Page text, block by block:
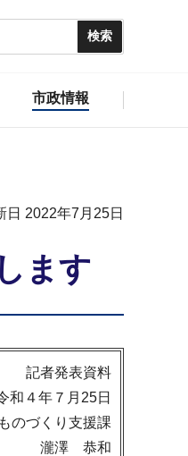
市政情報
日 2022年7月25日
ます
記者発表資料
和４年７月25日
のづくり支援課
瀧澤 恭和